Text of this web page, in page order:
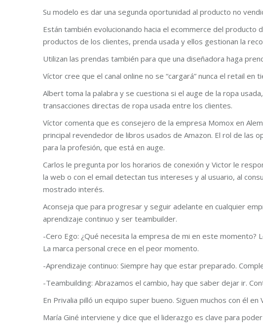
Su modelo es dar una segunda oportunidad al producto no
Están también evolucionando hacia el ecommerce del producto
productos de los clientes, prenda usada y ellos gestionan la
Utilizan las prendas también para que una diseñadora haga
Víctor cree que el canal online no se “cargará” nunca el retail en
Albert toma la palabra y se cuestiona si el auge de la ropa
transacciones directas de ropa usada entre los clientes.
Víctor comenta que es consejero de la empresa Momox en
principal revendedor de libros usados de Amazon. El rol de las
para la profesión, que está en auge.
Carlos le pregunta por los horarios de conexión y Victor le
la web o con el email detectan tus intereses y al usuario, al
mostrado interés.
Aconseja que para progresar y seguir adelante en cualquier
aprendizaje continuo y ser teambuilder.
-Cero Ego: ¿Qué necesita la empresa de mi en este momento?
La marca personal crece en el peor momento.
-Aprendizaje continuo: Siempre hay que estar preparado.
-Teambuilding: Abrazamos el cambio, hay que saber dejar ir.
En Privalia pilló un equipo super bueno. Siguen muchos con él
María Giné interviene y dice que el liderazgo es clave para